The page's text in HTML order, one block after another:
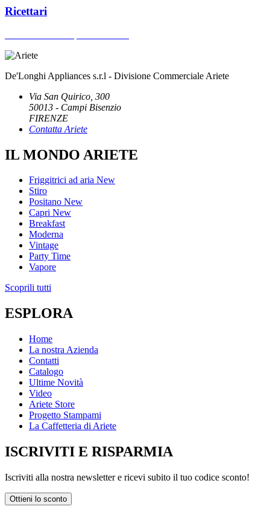
Ricettari
De'Longhi Appliances s.r.l - Divisione Commerciale Ariete
Via San Quirico, 300
50013 - Campi Bisenzio
FIRENZE
Contatta Ariete
IL MONDO ARIETE
Friggitrici ad aria New
Stiro
Positano New
Capri New
Breakfast
Moderna
Vintage
Party Time
Vapore
Scoprili tutti
ESPLORA
Home
La nostra Azienda
Contatti
Catalogo
Ultime Novità
Video
Ariete Store
Progetto Stampami
La Caffetteria di Ariete
ISCRIVITI E RISPARMIA
Iscriviti alla nostra newsletter e ricevi subito il tuo codice sconto!
Ottieni lo sconto